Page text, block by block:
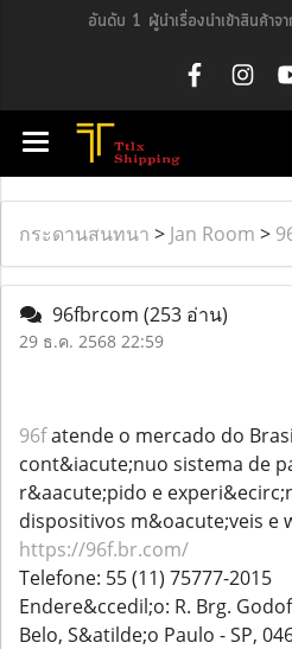
อันดับ 1 ผู้นำเรื่องนำเข้าสินค้าจ
กระดานสนทนา > Jan Room >
96fbrcom (253 อ่าน)
29 ธ.ค. 2568 22:59
96fatende o mercado do
cont&iacute;nuo sistema de
r&aacute;pido e
dispositivos m&oacute;veis e
https://96f.br.com/
Telefone: 55 (11) 75777-2015
Endere&ccedil;o: R. Brg.
Belo, S&atilde;o Paulo - SP,